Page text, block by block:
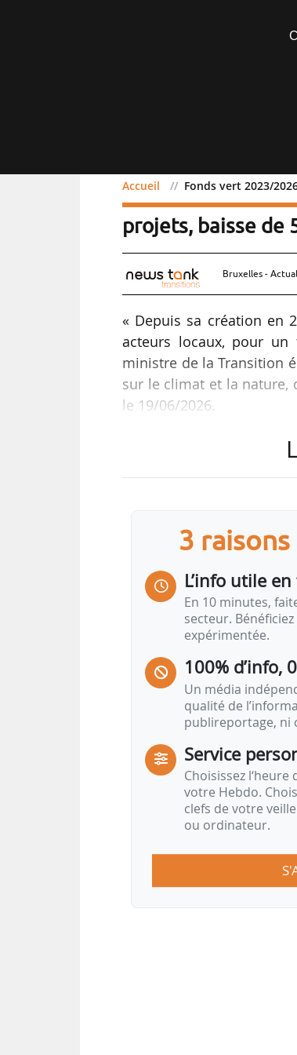
Accueil Fonds vert 2023/
Fonds vert 2023/
projets, baisse de
Bruxelles -
« Depuis sa création en
acteurs locaux, pour
ministre de la Transition
sur le climat et la nature,
le 19/06/2026.
Lancé en 2023, le
« Au-delà des projets
subventions ont
transition écologique »,
Le 09/04/2026, les
« reconduit en 2026 et
2 Md€ de subventions
3
L’info utile
En 10 minutes,
secteur.
expérimentée.
100% d’info,
Un média
qualité de
publireportage, ni
Service
Choisissez
votre Hebdo.
clefs de votre
ou ordinateur.